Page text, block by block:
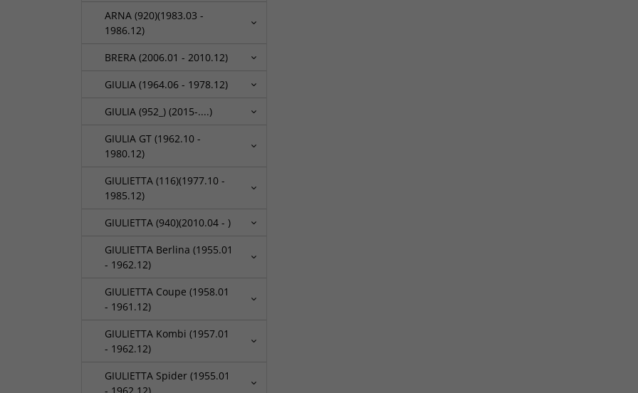
ARNA (920)(1983.03 -
1986.12)
BRERA (2006.01 - 2010.12)
GIULIA (1964.06 - 1978.12)
GIULIA (952_) (2015-....)
GIULIA GT (1962.10 -
1980.12)
GIULIETTA (116)(1977.10 -
1985.12)
GIULIETTA (940)(2010.04 - )
GIULIETTA Berlina (1955.01
- 1962.12)
GIULIETTA Coupe (1958.01
- 1961.12)
GIULIETTA Kombi (1957.01
- 1962.12)
GIULIETTA Spider (1955.01